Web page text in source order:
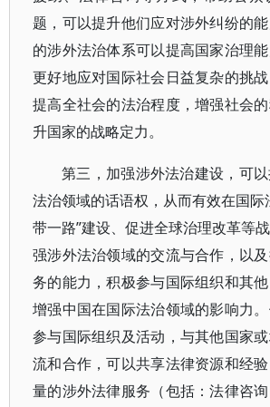
题，可以提升他们应对涉外纠纷的
的涉外法治体系可以提高国家治理能
更好地应对国际社会日益复杂的挑
提高全社会的法治程度，增强社会
升国家的战略定力。
第三，加强涉外法治建设，可
法治领域的话语权，从而有效在国际
带一路”建设、促进全球治理改革等
强涉外法治领域的交流与合作，以
务的能力，积极参与国际组织和其
增强中国在国际法治领域的影响力
参与国际组织及活动，与其他国家
流和合作，可以共享法律资源和经
量的涉外法律服务（包括：法律咨